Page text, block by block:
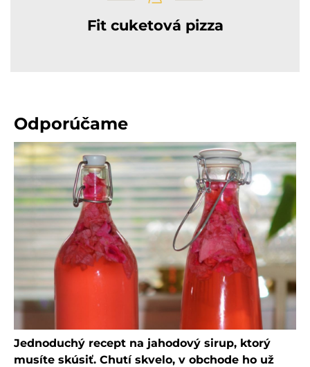
Fit cuketová pizza
Odporúčame
Jednoduchý recept na jahodový sirup, ktorý
musíte skúsiť. Chutí skvelo, v obchode ho už